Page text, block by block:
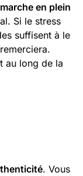
marche en plein
Si le stress
suffisent à le
au long de la
. Vous